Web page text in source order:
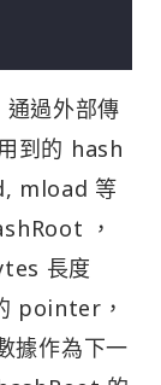
過外部傳
到的 hash
mload 等
，
長度
pointer，
據作為下一